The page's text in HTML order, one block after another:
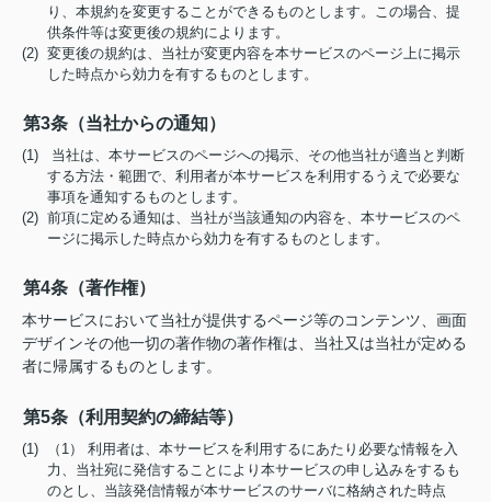
り、本規約を変更することができるものとします。この場合、提
供条件等は変更後の規約によります。
(2) 変更後の規約は、当社が変更内容を本サービスのページ上に掲示
した時点から効力を有するものとします。
第3条（当社からの通知）
(1) 当社は、本サービスのページへの掲示、その他当社が適当と判断
する方法・範囲で、利用者が本サービスを利用するうえで必要な
事項を通知するものとします。
(2) 前項に定める通知は、当社が当該通知の内容を、本サービスのペ
ージに掲示した時点から効力を有するものとします。
第4条（著作権）
本サービスにおいて当社が提供するページ等のコンテンツ、画面
デザインその他一切の著作物の著作権は、当社又は当社が定める
者に帰属するものとします。
第5条（利用契約の締結等）
(1) （1） 利用者は、本サービスを利用するにあたり必要な情報を入
力、当社宛に発信することにより本サービスの申し込みをするも
のとし、当該発信情報が本サービスのサーバに格納された時点